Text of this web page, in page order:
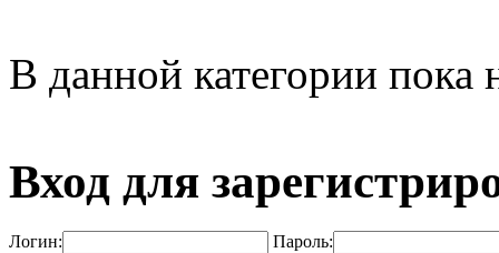
В данной категории пока
Вход для
Логин:
Пароль: